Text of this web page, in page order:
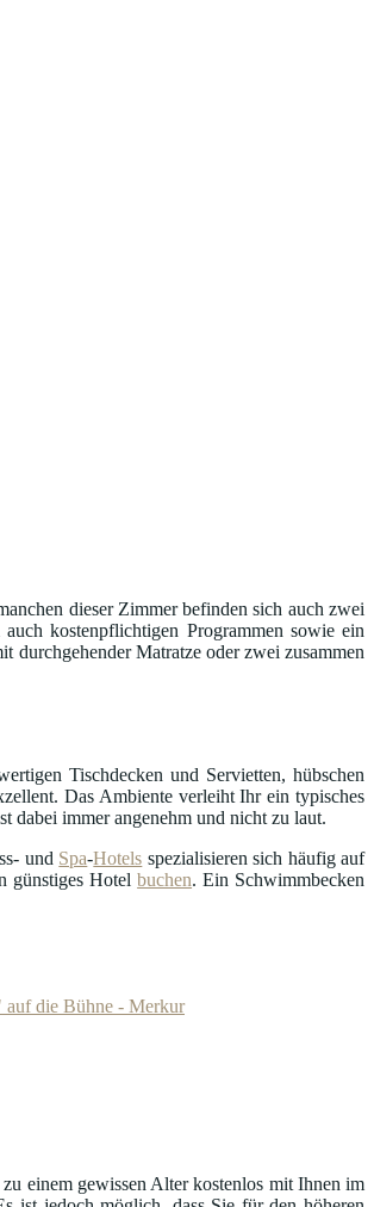
dieser Zimmer befinden sich auch zwei
kostenpflichtigen Programmen sowie ein
durchgehender Matratze oder zwei zusammen
Tischdecken und Servietten, hübschen
Das Ambiente verleiht Ihr ein typisches
dabei immer angenehm und nicht zu laut.
und Spa-Hotels spezialisieren sich häufig auf
günstiges Hotelbuchen. Ein Schwimmbecken
auf die Bühne - Merkur
einem gewissen Alter kostenlos mit Ihnen im